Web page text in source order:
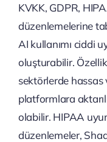
KVKK, GDPR,
düzenlemelerine
AI kullanımı ciddi
oluşturabilir.
sektörlerde
platformlara
olabilir. HIPAA
düzenlemeler,